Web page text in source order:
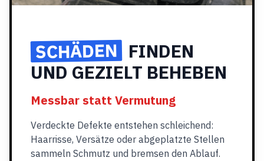
SCHÄDEN FINDEN
UND GEZIELT BEHEBEN
Messbar statt Vermutung
Verdeckte Defekte entstehen schleichend:
Haarrisse, Versätze oder abgeplatzte Stellen
sammeln Schmutz und bremsen den Ablauf.